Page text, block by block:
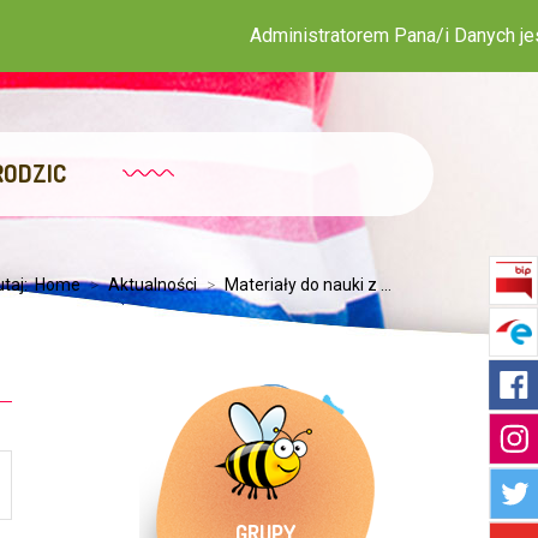
Administratorem Pana/i Danych jest
Home > Aktualności > Materiały do nauki z ...